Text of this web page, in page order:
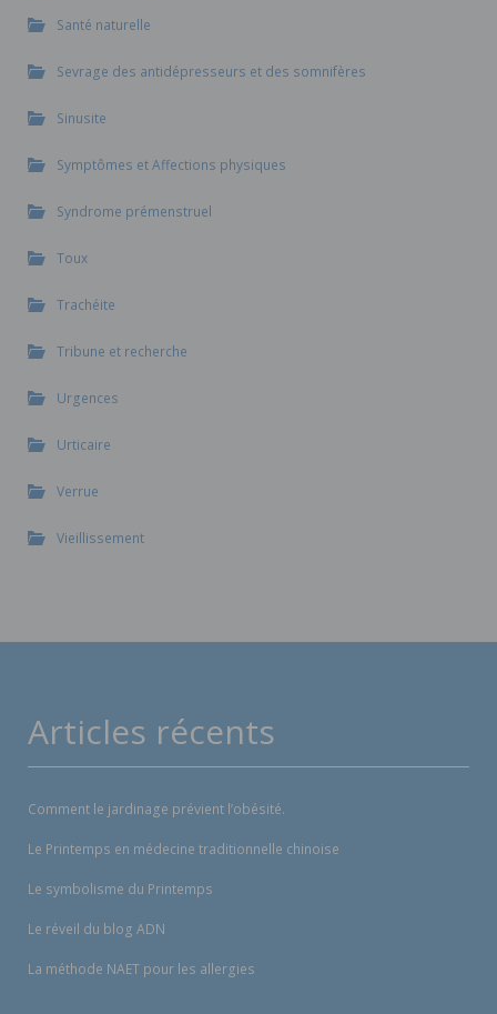
Santé naturelle
Sevrage des antidépresseurs et des somnifères
Sinusite
Symptômes et Affections physiques
Syndrome prémenstruel
Toux
Trachéite
Tribune et recherche
Urgences
Urticaire
Verrue
Vieillissement
Articles récents
Comment le jardinage prévient l’obésité.
Le Printemps en médecine traditionnelle chinoise
Le symbolisme du Printemps
Le réveil du blog ADN
La méthode NAET pour les allergies